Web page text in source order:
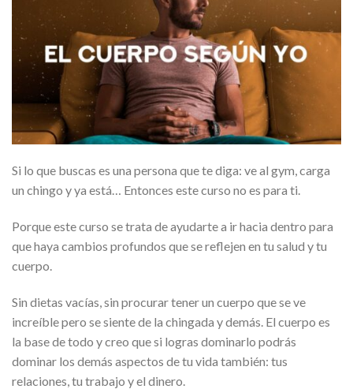
Si lo que buscas es una persona que te diga: ve al gym, carga
un chingo y ya está… Entonces este curso no es para ti.
Porque este curso se trata de ayudarte a ir hacia dentro para
que haya cambios profundos que se reflejen en tu salud y tu
cuerpo.
Sin dietas vacías, sin procurar tener un cuerpo que se ve
increíble pero se siente de la chingada y demás. El cuerpo es
la base de todo y creo que si logras dominarlo podrás
dominar los demás aspectos de tu vida también: tus
relaciones, tu trabajo y el dinero.